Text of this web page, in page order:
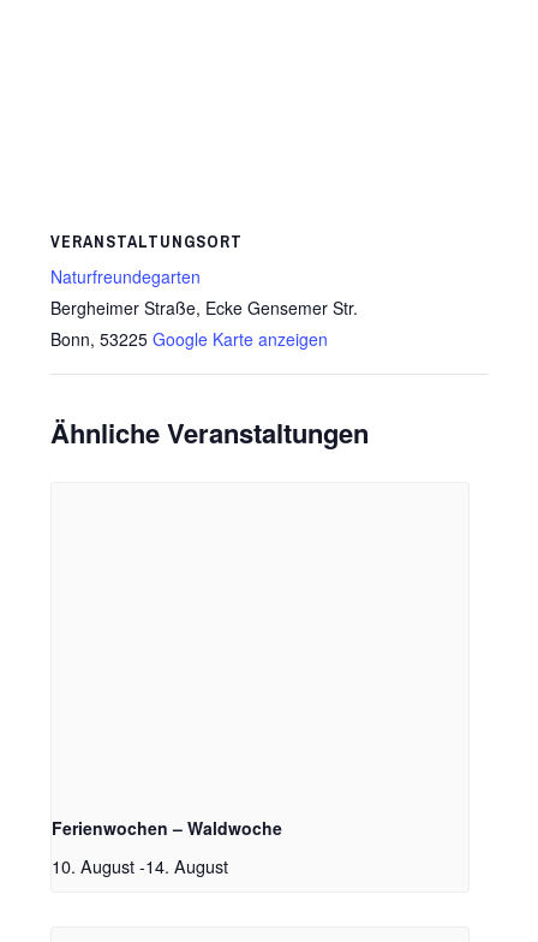
VERANSTALTUNGSORT
Naturfreundegarten
Bergheimer Straße, Ecke Gensemer Str.
Bonn, 53225 Google Karte anzeigen
Ähnliche Veranstaltungen
Ferienwochen – Waldwoche
10. August -14. August